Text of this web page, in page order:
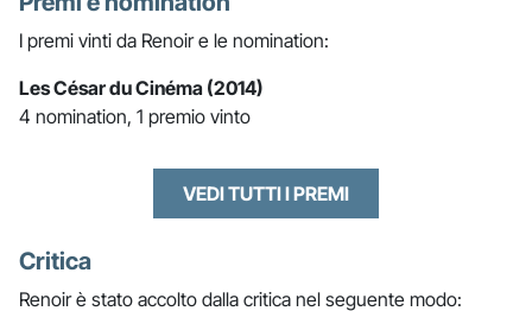
I premi vinti da Renoir e le nomination:
Les César du Cinéma (2014)
4 nomination, 1 premio vinto
VEDI TUTTI I PREMI
Critica
Renoir è stato accolto dalla critica nel seguente modo: